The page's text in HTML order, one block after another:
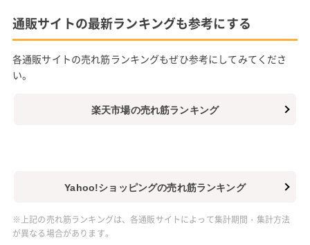
通販サイトの最新ランキングも参考にする
各通販サイトの売れ筋ランキングもぜひ参考にしてみてくださ
い。
楽天市場の売れ筋ランキング
Yahoo!ショッピングの売れ筋ランキング
※上記の売れ筋ランキングは、各通販サイトによって集計期間・集計方法
が異なる場合があります。